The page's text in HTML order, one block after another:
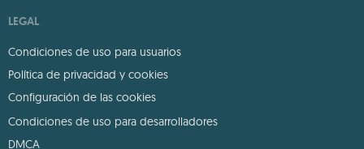
LEGAL
Condiciones de uso para usuarios
Política de privacidad y cookies
Configuración de las cookies
Condiciones de uso para desarrolladores
DMCA